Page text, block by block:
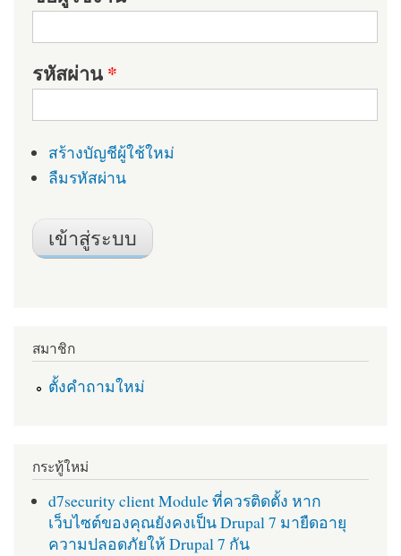
รหัสผ่าน*
สร้างบัญชีผู้ใช้ใหม่
ลืมรหัสผ่าน
สมาชิก
ตั้งคำถามใหม่
กระทู้ใหม่
d7security client Module ที่ควรติดตั้ง หาก
เว็บไซต์ของคุณยังคงเป็น Drupal 7 มายืดอายุ
ความปลอดภัยให้ Drupal 7 กัน